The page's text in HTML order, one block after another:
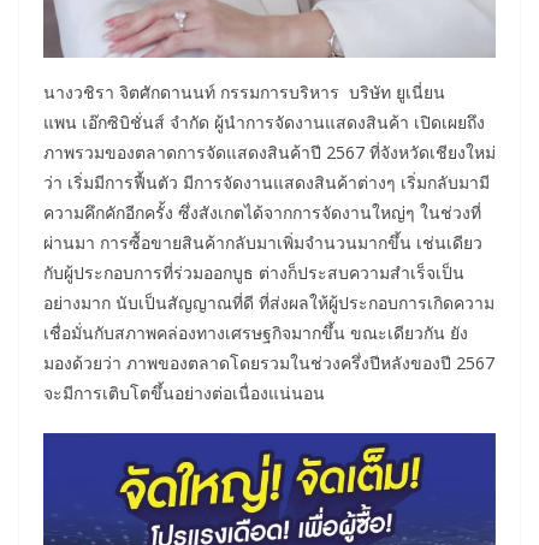
นางวชิรา จิตศักดานนท์ กรรมการบริหาร บริษัท ยูเนี่ยน
แพน เอ๊กซิบิชั่นส์ จำกัด ผู้นำการจัดงานแสดงสินค้า เปิดเผยถึง
ภาพรวมของตลาดการจัดแสดงสินค้าปี 2567 ที่จังหวัดเชียงใหม่
ว่า เริ่มมีการฟื้นตัว มีการจัดงานแสดงสินค้าต่างๆ เริ่มกลับมามี
ความคึกคักอีกครั้ง ซึ่งสังเกตได้จากการจัดงานใหญ่ๆ ในช่วงที่
ผ่านมา การซื้อขายสินค้ากลับมาเพิ่มจำนวนมากขึ้น เช่นเดียว
กับผู้ประกอบการที่ร่วมออกบูธ ต่างก็ประสบความสำเร็จเป็น
อย่างมาก นับเป็นสัญญาณที่ดี ที่ส่งผลให้ผู้ประกอบการเกิดความ
เชื่อมั่นกับสภาพคล่องทางเศรษฐกิจมากขึ้น ขณะเดียวกัน ยัง
มองด้วยว่า ภาพของตลาดโดยรวมในช่วงครึ่งปีหลังของปี 2567
จะมีการเติบโตขึ้นอย่างต่อเนื่องแน่นอน